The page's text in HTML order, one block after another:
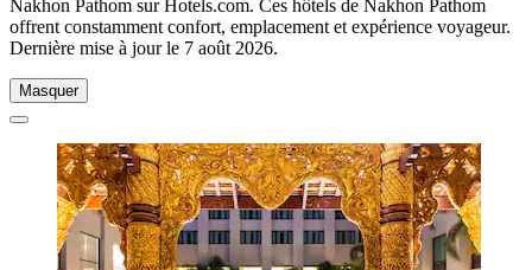
Nakhon Pathom sur Hotels.com. Ces hôtels de Nakhon Pathom
offrent constamment confort, emplacement et expérience voyageur.
Dernière mise à jour le 7 août 2026.
Masquer